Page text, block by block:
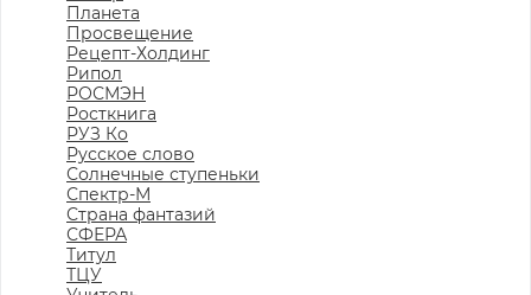
Планета
Просвещение
Рецепт-Холдинг
Рипол
РОСМЭН
Росткнига
РУЗ Ко
Русское слово
Солнечные ступеньки
Спектр-М
Страна фантазий
СФЕРА
Титул
ТЦУ